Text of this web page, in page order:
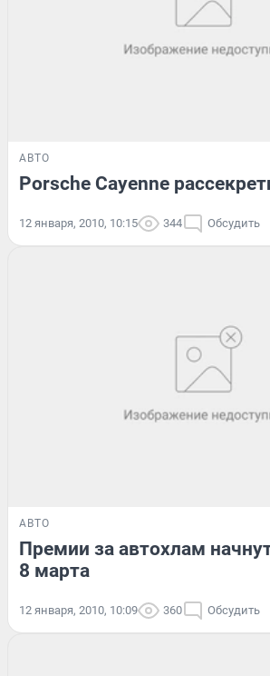
АВТО
Porsche Cayenne
12 января, 2010, 10:15 344 Обсудить
АВТО
Премии за автохлам
8 марта
12 января, 2010, 10:09 360 Обсудить